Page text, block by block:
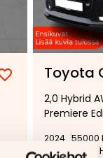
Lisää
suosikiksi
Poista
suosikeista
Toyota
2,0 Hybrid
Premiere
2024 55000
Automaatti